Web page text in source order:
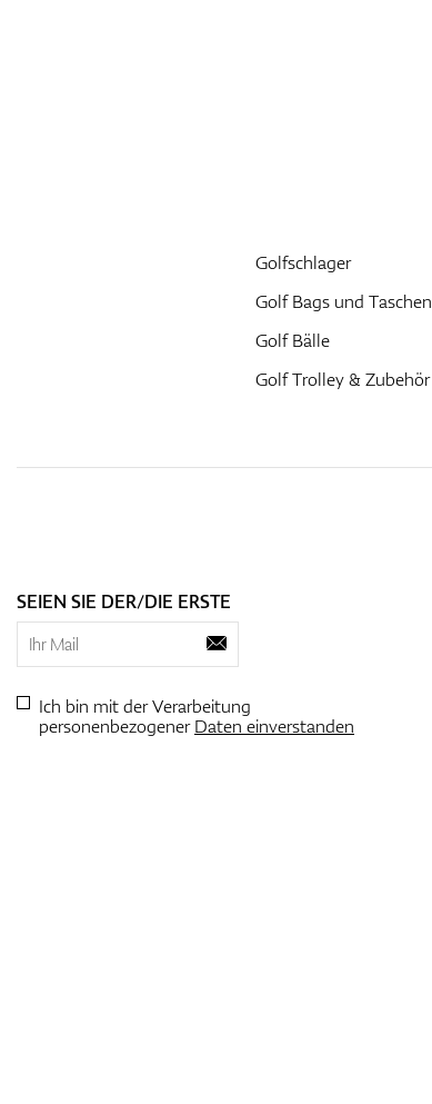
Golfschlager
Golf Bags und Taschen
Golf Bälle
Golf Trolley & Zubehör
SEIEN SIE DER/DIE ERSTE
Ich bin mit der Verarbeitung
personenbezogenerDaten einverstanden